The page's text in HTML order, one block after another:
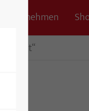
Unternehmen
gut“